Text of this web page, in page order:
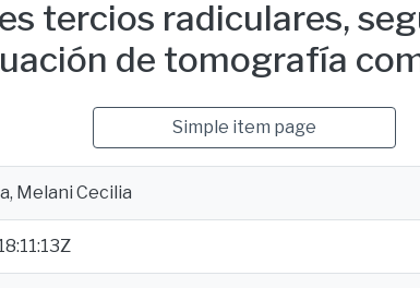
tercios radiculares,
de tomografía
Simple item page
Melani Cecilia